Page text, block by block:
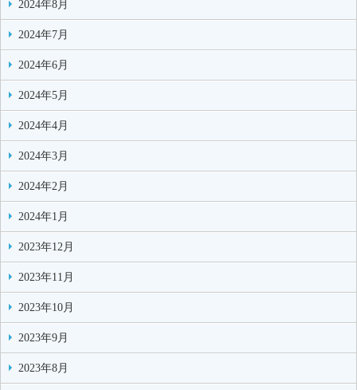
2024年8月
2024年7月
2024年6月
2024年5月
2024年4月
2024年3月
2024年2月
2024年1月
2023年12月
2023年11月
2023年10月
2023年9月
2023年8月